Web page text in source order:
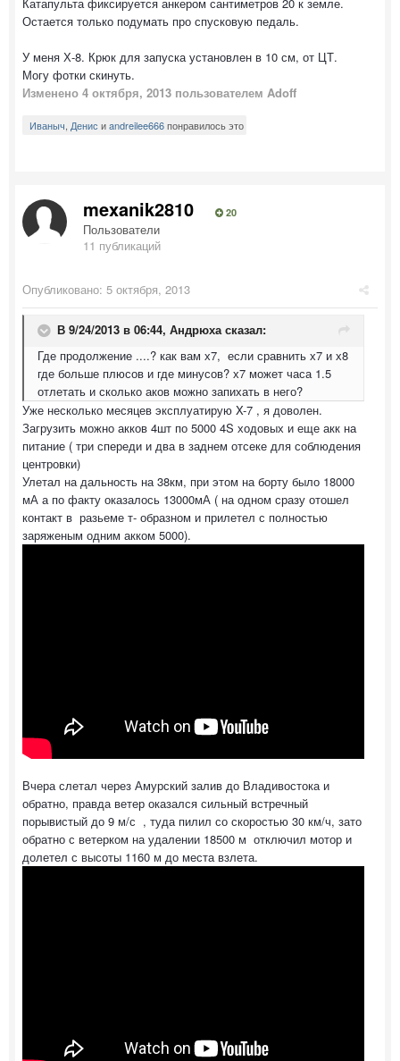
Остается только подумать про спусковую педаль.
У меня Х-8. Крюк для запуска установлен в 10 см, от ЦТ.
Могу фотки скинуть.
Изменено 4 октября, 2013 пользователем Adoff
Иваныч Денис иandreilee666понравилось это
mexanik2810 20
Пользователи
11 публикаций
Опубликовано: 5 октября, 2013
В 9/24/2013 в 06:44, Андрюха сказал:
Где продолжение ....? как вам х7, если сравнить х7 и х8
где больше плюсов и где минусов? х7 может часа 1.5
отлетать и сколько аков можно запихать в него?
Уже несколько месяцев эксплуатирую X-7 , я доволен.
Загрузить можно акков 4шт по 5000 4S ходовых и еще акк на
питание ( три спереди и два в заднем отсеке для соблюдения
центровки)
Улетал на дальность на 38км, при этом на борту было 18000
мА а по факту оказалось 13000мА ( на одном сразу отошел
контакт в разьеме т- образном и прилетел с полностью
заряженым одним акком 5000).
Вчера слетал через Амурский залив до Владивостока и
обратно, правда ветер оказался сильный встречный
порывистый до 9 м/с , туда пилил со скоростью 30 км/ч, зато
обратно с ветерком на удалении 18500 м отключил мотор и
долетел с высоты 1160 м до места взлета.